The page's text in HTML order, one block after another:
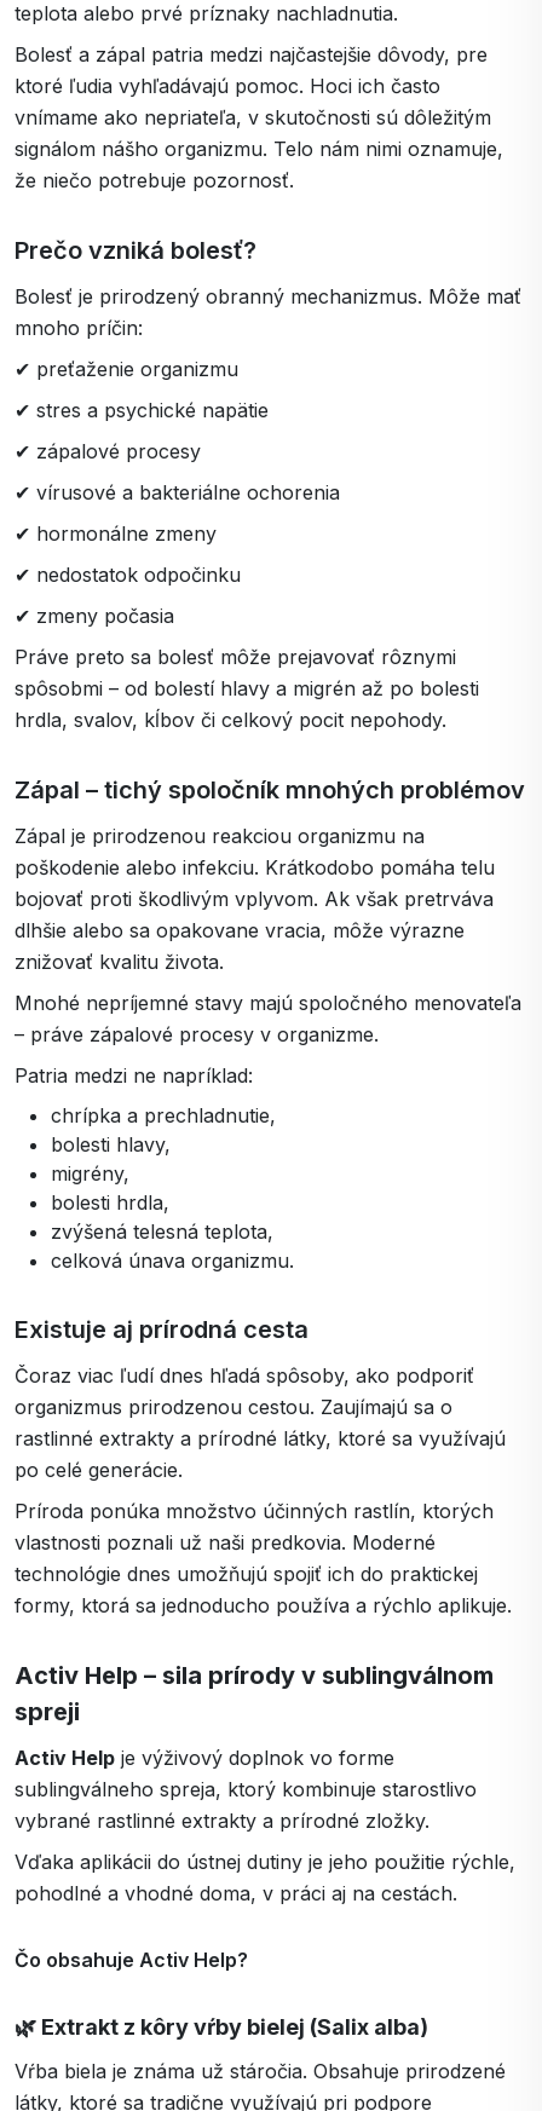
teplota alebo prvé príznaky nachladnutia.
Bolesť a zápal patria medzi najčastejšie dôvody, pre
ktoré ľudia vyhľadávajú pomoc. Hoci ich často
vnímame ako nepriateľa, v skutočnosti sú dôležitým
signálom nášho organizmu. Telo nám nimi oznamuje,
že niečo potrebuje pozornosť.
Prečo vzniká bolesť?
Bolesť je prirodzený obranný mechanizmus. Môže mať
mnoho príčin:
✔ preťaženie organizmu
✔ stres a psychické napätie
✔ zápalové procesy
✔ vírusové a bakteriálne ochorenia
✔ hormonálne zmeny
✔ nedostatok odpočinku
✔ zmeny počasia
Práve preto sa bolesť môže prejavovať rôznymi
spôsobmi – od bolestí hlavy a migrén až po bolesti
hrdla, svalov, kĺbov či celkový pocit nepohody.
Zápal – tichý spoločník mnohých problémov
Zápal je prirodzenou reakciou organizmu na
poškodenie alebo infekciu. Krátkodobo pomáha telu
bojovať proti škodlivým vplyvom. Ak však pretrváva
dlhšie alebo sa opakovane vracia, môže výrazne
znižovať kvalitu života.
Mnohé nepríjemné stavy majú spoločného menovateľa
– práve zápalové procesy v organizme.
Patria medzi ne napríklad:
chrípka a prechladnutie,
bolesti hlavy,
migrény,
bolesti hrdla,
zvýšená telesná teplota,
celková únava organizmu.
Existuje aj prírodná cesta
Čoraz viac ľudí dnes hľadá spôsoby, ako podporiť
organizmus prirodzenou cestou. Zaujímajú sa o
rastlinné extrakty a prírodné látky, ktoré sa využívajú
po celé generácie.
Príroda ponúka množstvo účinných rastlín, ktorých
vlastnosti poznali už naši predkovia. Moderné
technológie dnes umožňujú spojiť ich do praktickej
formy, ktorá sa jednoducho používa a rýchlo aplikuje.
Activ Help – sila prírody v sublingválnom
spreji
Activ Help je výživový doplnok vo forme
sublingválneho spreja, ktorý kombinuje starostlivo
vybrané rastlinné extrakty a prírodné zložky.
Vďaka aplikácii do ústnej dutiny je jeho použitie rýchle,
pohodlné a vhodné doma, v práci aj na cestách.
Čo obsahuje Activ Help?
🌿 Extrakt z kôry vŕby bielej (Salix alba)
Vŕba biela je známa už stáročia. Obsahuje prirodzené
látky, ktoré sa tradične využívajú pri podpore